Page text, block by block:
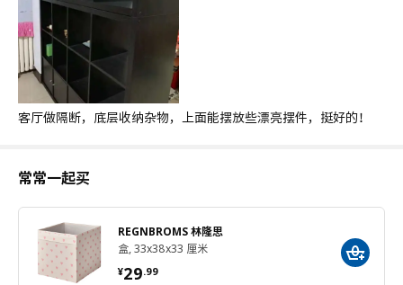
客厅做隔断，底层收纳杂物，上面能摆放些漂亮摆件，挺好的！
常常一起买
REGNBROMS 林隆思
盒, 33x38x33 厘米
¥29.99
¥ 29.99